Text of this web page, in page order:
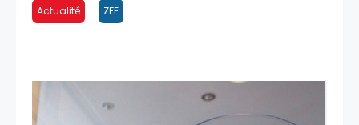
Actualité ZFE